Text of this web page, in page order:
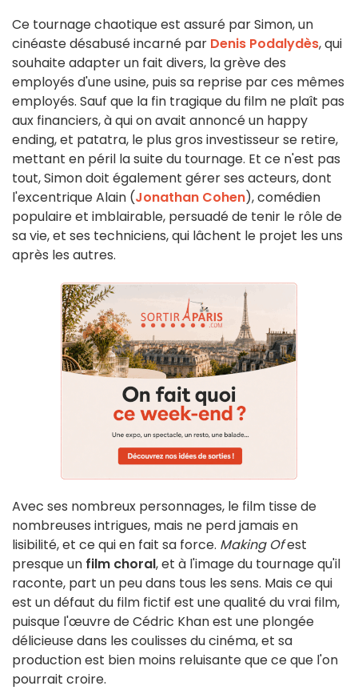
Ce tournage chaotique est assuré par Simon, un
cinéaste désabusé incarné par Denis Podalydès, qui
souhaite adapter un fait divers, la grève des
employés d'une usine, puis sa reprise par ces mêmes
employés. Sauf que la fin tragique du film ne plaît pas
aux financiers, à qui on avait annoncé un happy
ending, et patatra, le plus gros investisseur se retire,
mettant en péril la suite du tournage. Et ce n'est pas
tout, Simon doit également gérer ses acteurs, dont
l'excentrique Alain (Jonathan Cohen), comédien
populaire et imblairable, persuadé de tenir le rôle de
sa vie, et ses techniciens, qui lâchent le projet les uns
après les autres.
Avec ses nombreux personnages, le film tisse de
nombreuses intrigues, mais ne perd jamais en
lisibilité, et ce qui en fait sa force. Making Ofest
presque un film choral, et à l'image du tournage qu'il
raconte, part un peu dans tous les sens. Mais ce qui
est un défaut du film fictif est une qualité du vrai film,
puisque l'œuvre de Cédric Khan est une plongée
délicieuse dans les coulisses du cinéma, et sa
production est bien moins reluisante que ce que l'on
pourrait croire.